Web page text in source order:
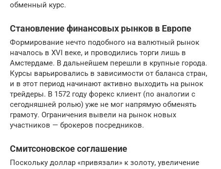
обменный курс.
Становление финансовых рынков в Европе
Формирование нечто подобного на валютный рынок
началось в XVI веке, и проводились торги лишь в
Амстердаме. В дальнейшем перешли в крупные города.
Курсы варьировались в зависимости от баланса стран,
и в этот период начинают активно выходить на рынок
трейдеры. В 1572 году форекс клиент (по аналогии с
сегодняшней ролью) уже не мог напрямую обменять
грамоту. Ограничения вывели на рынок новых
участников — брокеров посредников.
Смитсоновское соглашение
Поскольку доллар «привязали» к золоту, увеличение